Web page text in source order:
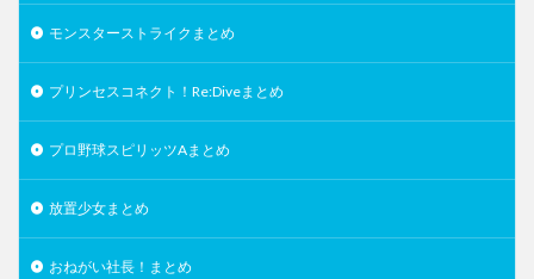
モンスターストライクまとめ
プリンセスコネクト！Re:Diveまとめ
プロ野球スピリッツAまとめ
放置少女まとめ
おねがい社長！まとめ